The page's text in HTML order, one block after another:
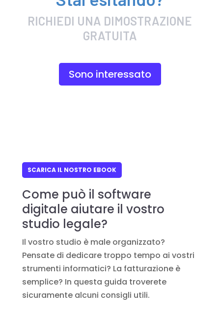
RICHIEDI UNA DIMOSTRAZIONE
GRATUITA
Sono interessato
SCARICA IL NOSTRO EBOOK
Come può il software
digitale aiutare il vostro
studio legale?
Il vostro studio è male organizzato?
Pensate di dedicare troppo tempo ai vostri
strumenti informatici? La fatturazione è
semplice? In questa guida troverete
sicuramente alcuni consigli utili.